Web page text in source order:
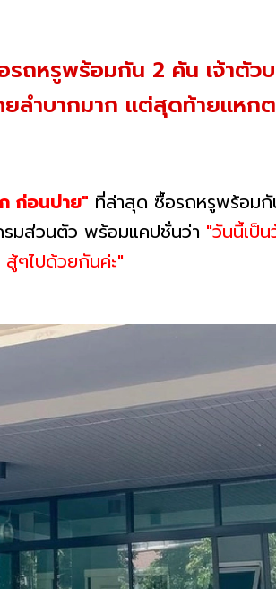
ถหรูพร้อมกัน 2 คัน เจ้าตัว
ลำบากมาก แต่สุดท้ายแหก
ก่อนบ่าย" ที่ล่าสุด ซื้อรถหรูพร้อมกั
มส่วนตัว พร้อมแคปชั่นว่า "วันนี้เป็
ๆไปด้วยกันค่ะ"